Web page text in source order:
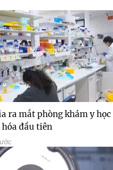
ra mắt phòng khám y học
hóa đầu tiên